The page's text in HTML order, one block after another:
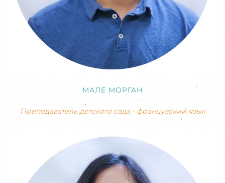
МАЛЕ МОРГАН
Преподаватель детского сада - французский язык